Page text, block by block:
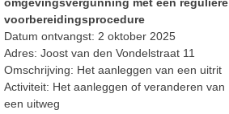
voorbereidingsprocedure
Datum ontvangst: 2 oktober 2025
Adres: Joost van den Vondelstraat 11
Omschrijving: Het aanleggen van een uitrit
Activiteit: Het aanleggen of veranderen van
een uitweg